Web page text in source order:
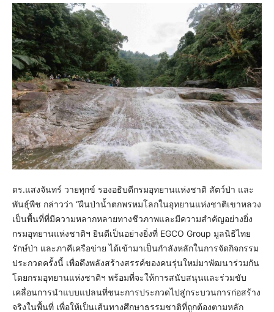
ดร.แสงจันทร์ วายทุกข์ รองอธิบดีกรมอุทยานแห่งชาติ สัตว์ป่า และ
พันธุ์พืช กล่าวว่า “ผืนป่าน้ำตกพรหมโลกในอุทยานแห่งชาติเขาหลวง
เป็นพื้นที่ที่มีความหลากหลายทางชีวภาพและมีความสำคัญอย่างยิ่ง
กรมอุทยานแห่งชาติฯ ยินดีเป็นอย่างยิ่งที่ EGCO Group มูลนิธิไทย
รักษ์ป่า และภาคีเครือข่าย ได้เข้ามาเป็นกำลังหลักในการจัดกิจกรรม
ประกวดครั้งนี้ เพื่อดึงพลังสร้างสรรค์ของคนรุ่นใหม่มาพัฒนาร่วมกัน
โดยกรมอุทยานแห่งชาติฯ พร้อมที่จะให้การสนับสนุนและร่วมขับ
เคลื่อนการนำแบบแปลนที่ชนะการประกวดไปสู่กระบวนการก่อสร้าง
จริงในพื้นที่ เพื่อให้เป็นเส้นทางศึกษาธรรมชาติที่ถูกต้องตามหลัก